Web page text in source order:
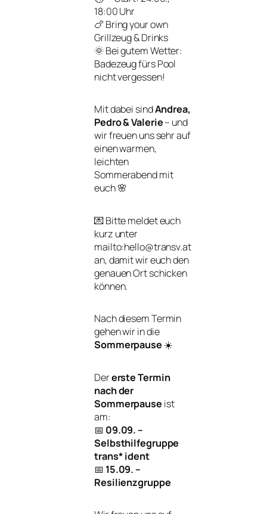
18:00 Uhr
🍗 Bring your own
Grillzeug & Drinks
🌞 Bei gutem Wetter:
Badezeug fürs Pool
nicht vergessen!
Mit dabei sindAndrea,
Pedro & Valerie– und
wir freuen uns sehr auf
einen warmen,
leichten
Sommerabend mit
euch 🌸
💌 Bitte meldet euch
kurz unter
mailto:hello@transv.at
an, damit wir euch den
genauen Ort schicken
können.
Nach diesem Termin
gehen wir in die
Sommerpause ☀️
Dererste Termin
nach der
Sommerpause ist
am:
📅 09.09. –
Selbsthilfegruppe
trans* ident
📅 15.09. –
Resilienzgruppe